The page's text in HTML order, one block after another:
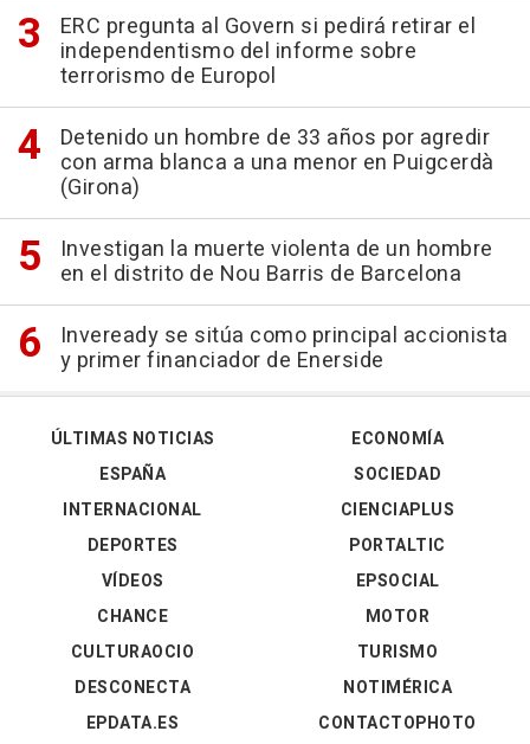
ERC pregunta al Govern si pedirá retirar el
independentismo del informe sobre
terrorismo de Europol
Detenido un hombre de 33 años por agredir
con arma blanca a una menor en Puigcerdà
(Girona)
Investigan la muerte violenta de un hombre
en el distrito de Nou Barris de Barcelona
Inveready se sitúa como principal accionista
y primer financiador de Enerside
ÚLTIMAS NOTICIAS
ESPAÑA
INTERNACIONAL
DEPORTES
VÍDEOS
ECONOMÍA
SOCIEDAD
CIENCIAPLUS
PORTALTIC
EPSOCIAL
CHANCE
CULTURAOCIO
DESCONECTA
EPDATA.ES
MOTOR
TURISMO
NOTIMÉRICA
CONTACTOPHOTO